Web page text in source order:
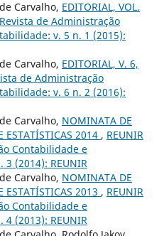
Carvalho, EDITORIAL, VOL.
de Administração
v. 5 n. 1 (2015):
Carvalho, EDITORIAL, V. 6,
de Administração
v. 6 n. 2 (2016):
Carvalho, NOMINATA DE
ESTATÍSTICAS 2014 , REUNIR
Contabilidade e
(2014): REUNIR
Carvalho, NOMINATA DE
ESTATÍSTICAS 2013 , REUNIR
Contabilidade e
(2013): REUNIR